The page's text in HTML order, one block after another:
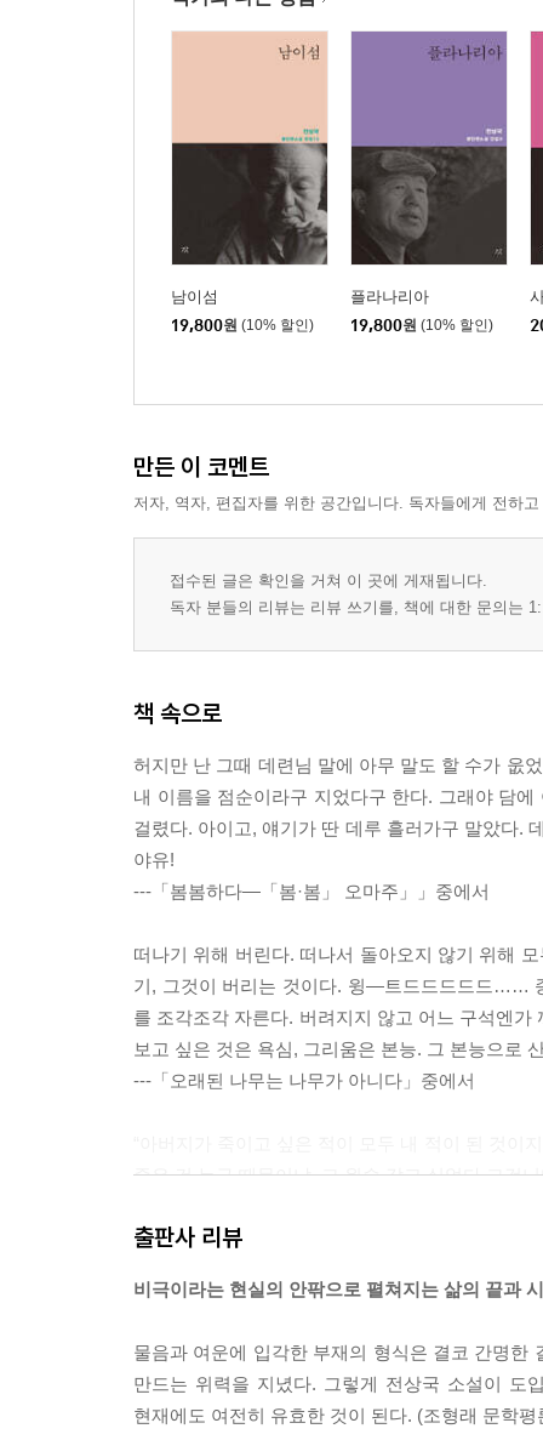
남이섬
19,800원 (10% 할인)
플라나리아
19,800원 (10% 할인)
만든 이 코멘트
저자, 역자, 편집자를 위한 공간입니다. 독자들에게 전하
접수된 글은 확인을 거쳐 이 곳에 게재됩니다.
독자 분들의 리뷰는 리뷰 쓰기를, 책에 대한 문의는
책 속으로
허지만 난 그때 데련님 말에 아무 말도 할 수가 웂
내 이름을 점순이라구 지었다구 한다. 그래야 담
걸렸다. 아이고, 얘기가 딴 데루 흘러가구 말았다.
야유!
---「봄봄하다―「봄·봄」 오마주」」중에서
떠나기 위해 버린다. 떠나서 돌아오지 않기 위해
기, 그것이 버리는 것이다. 윙―트드드드드드……
를 조각조각 자른다. 버려지지 않고 어느 구석엔
보고 싶은 것은 욕심, 그리움은 본능. 그 본능으로
---「오래된 나무는 나무가 아니다」중에서
죽은 건 누구 때문이냐, 그 원술 갚고 싶었다 그겁
---「저녁노을」중에서
증조부가 그 나무 곁에 집을 짓고 산 뒤 삼대째 조
는 조롱골 아랫말 사람들이 그 느티나무 아래에서
“예가 그렇게 좋수?”
나무 아래 오래 머무는 정을 향한 집주인의 물음에
출판사 리뷰
비극이라는 현실의 안팎으로 펼쳐지는 삶의 끝과
물음과 여운에 입각한 부재의 형식은 결코 간명한
만드는 위력을 지녔다. 그렇게 전상국 소설이 도
현재에도 여전히 유효한 것이 된다. (조형래 문학평